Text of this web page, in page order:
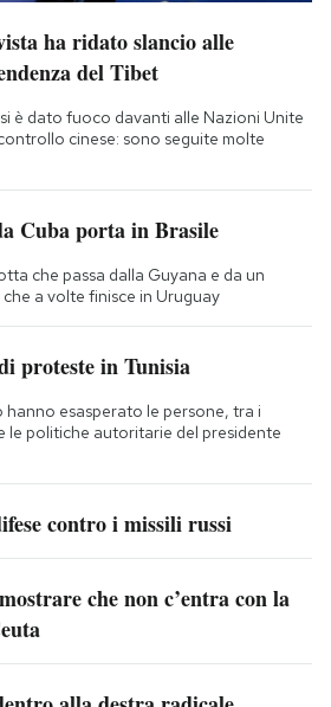
ha ridato slancio alle
del Tibet
è dato fuoco davanti alle Nazioni Unite
cinese: sono seguite molte
Cuba porta in Brasile
che passa dalla Guyana e da un
a volte finisce in Uruguay
proteste in Tunisia
hanno esasperato le persone, tra i
le politiche autoritarie del presidente
contro i missili russi
che non c’entra con la